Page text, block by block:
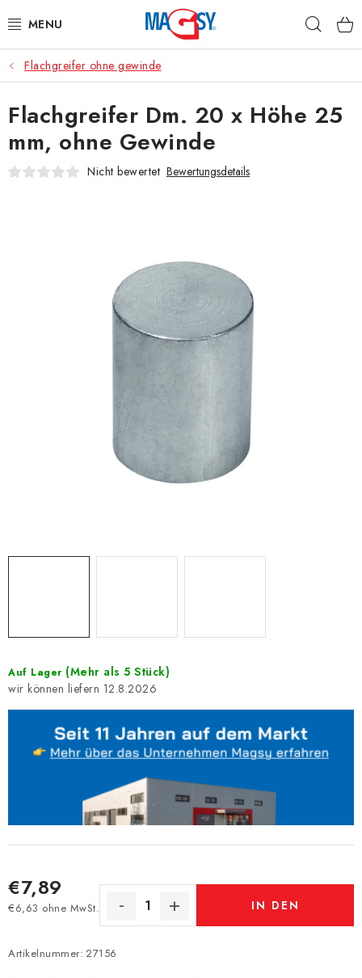
Inhalt
HAUPTKATEGORIE MAGNETE
MAGNETISCHE HILFSMITTEL
INDUSTRIEMAGNETE
Handelsbedingungen
Datenschutzerklärung
Kontakte - Impressum
Flachgreifer ohne gewinde
Auf Lager (Mehr als 5 Stück)
12.8.2026
€7,89
€6,63 ohne MwSt. IN DEN
Artikelnummer: 27156
Flachgreifer Dm. 20 x Höhe 25
mm, ohne Gewinde
Nicht bewertet Bewertungsdetails